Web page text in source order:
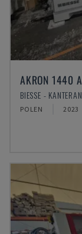
AKRON 1440 A
BIESSE -
POLEN 2023